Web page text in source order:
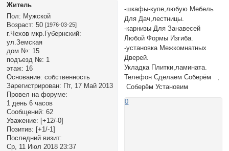
Житель
Пол: Мужской
Возраст: 50 [1976-03-25]
г.Чехов мкр.Губернский:
ул.Земская
дом №: 15
подъезд №: 1
этаж: 16
Основание: собственность
Зарегистрирован: Пт, 17 Май 2013
Провел на форуме:
1 день 6 часов
Сообщений: 62
Уважение: [+12/-0]
Позитив: [+1/-1]
Последний визит:
Ср, 11 Июл 2018 23:37
-шкафы-купе,любую Мебель
Для Дач,лестницы.
-карнизы Для Занавесей
Любой Формы Изгиба.
-установка Межкомнатных
Дверей.
Укладка Плитки,ламината.
Телефон Сделаем Соберём ,
Соберём Установим
0